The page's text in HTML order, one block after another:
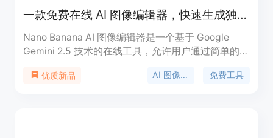
一款免费在线 AI 图像编辑器，快速生成独特视觉效果。
Nano Banana AI 图像编辑器是一个基于 Google
Gemini 2.5 技术的在线工具，允许用户通过简单的文
学者到专业人士都能轻松上手。由于其免费和易用
优质新品 AI 图像编辑 免费工具